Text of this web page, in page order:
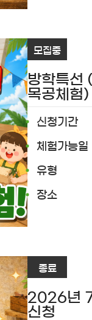
모집중
방학특선
목공체험)
신청기간
체험가능일
유형
장소
종료
2026년 7
신청